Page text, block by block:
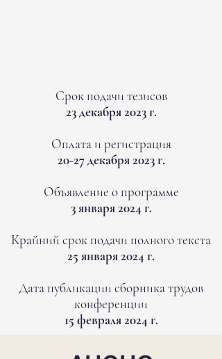
Срок подачи тезисов
23 декабря 2023 г.
Оплата и регистрация
20-27 декабря 2023 г.
Объявление о программе
3 января 2024 г.
Крайний срок подачи полного текста
25 января 2024 г.
Дата публикации сборника трудов
конференции
15 февраля 2024 г.